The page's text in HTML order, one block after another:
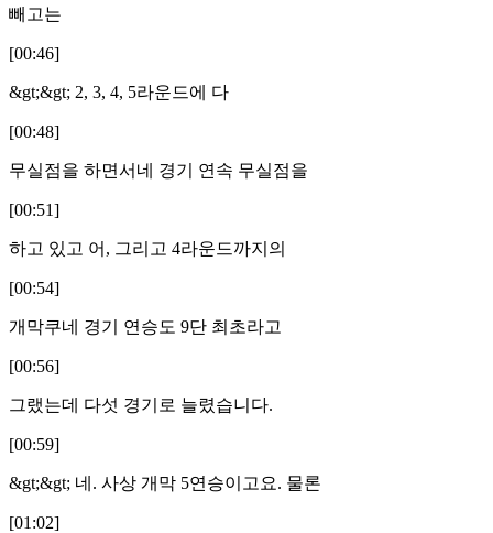
빼고는
[00:46]
&gt;&gt; 2, 3, 4, 5라운드에 다
[00:48]
무실점을 하면서네 경기 연속 무실점을
[00:51]
하고 있고 어, 그리고 4라운드까지의
[00:54]
개막쿠네 경기 연승도 9단 최초라고
[00:56]
그랬는데 다섯 경기로 늘렸습니다.
[00:59]
&gt;&gt; 네. 사상 개막 5연승이고요. 물론
[01:02]